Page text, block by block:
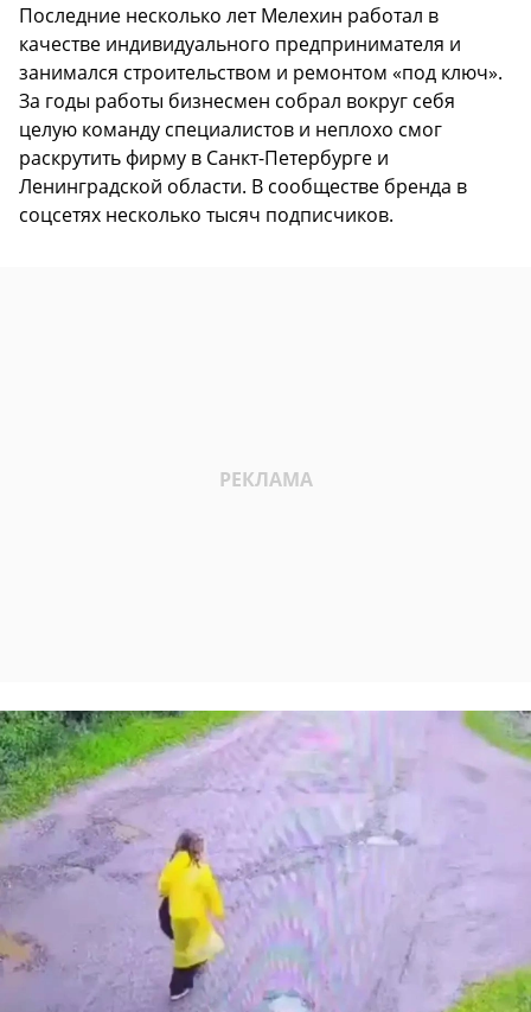
Последние несколько лет Мелехин работал в
качестве индивидуального предпринимателя и
занимался строительством и ремонтом «под ключ».
За годы работы бизнесмен собрал вокруг себя
целую команду специалистов и неплохо смог
раскрутить фирму в Санкт-Петербурге и
Ленинградской области. В сообществе бренда в
соцсетях несколько тысяч подписчиков.